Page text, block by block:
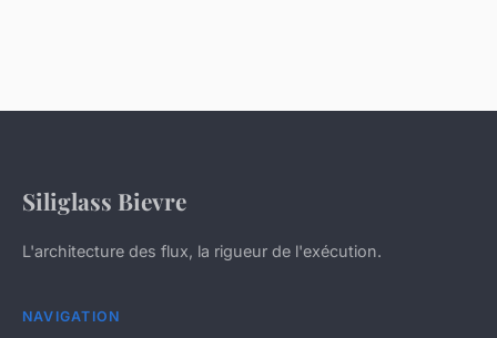
Siliglass Bievre
L'architecture des flux, la rigueur de l'exécution.
NAVIGATION